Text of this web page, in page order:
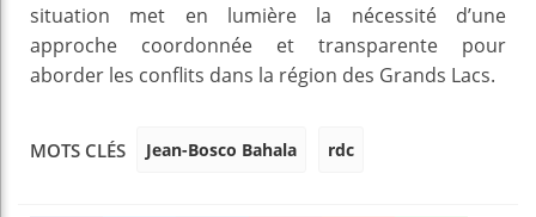
situation met en lumière la nécessité d’une
approche coordonnée et transparente pour
aborder les conflits dans la région des Grands Lacs.
MOTS CLÉS Jean-Bosco Bahala rdc